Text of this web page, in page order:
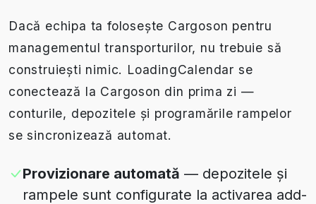
Dacă echipa ta folosește Cargoson pentru
managementul transporturilor, nu trebuie să
construiești nimic. LoadingCalendar se
conectează la Cargoson din prima zi —
conturile, depozitele și programările rampelor
se sincronizează automat.
Provizionare automată — depozitele și
rampele sunt configurate la activarea add-